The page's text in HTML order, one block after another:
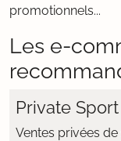
promotionnels...
Les e-
Private
Ventes privées